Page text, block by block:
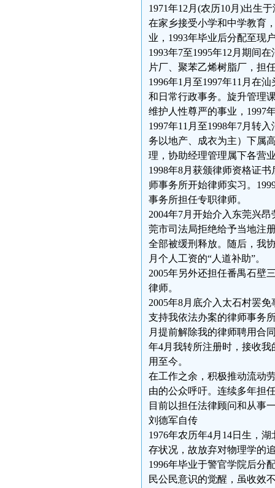
1971年12月(农历10月)出生
在家乡接受小学和中学教育
业，1993年毕业后分配至现
1993年7至1995年12月期间
片厂、聚苯乙烯树脂厂，担
1996年1月至1997年11月在
和日常行政事务。旋升管理
维护人性尊严的事业，1997
1997年11月至1998年7月转
务以地产、成衣为主）下属
理，协助经理管理属下各营
1998年8月获颁律师资格证
师事务所开始律师实习。
事务所担任专职律师。
2004年7月开始介入东莞兴
莞市司法局拒绝给予当地注
全部被缓刑释放。随后，我
月个人工资的“人道补助”。
2005年另外还担任番禺石壁
律师。
2005年8月底介入太石村罢
支持我依法办案的律师事务
月提前解除我的律师聘用合
年4月我转所注册时，接收
用至今。
在工作之余，积极推动流动
由的公众呼吁。连续多年担
目前以担任法律顾问和从事
刘德军自传
1976年农历年4月14日生，
存状况，故放弃对物理学的
1996年毕业于警官学院后分
民公民意识的觉醒，虽收效